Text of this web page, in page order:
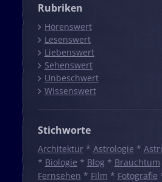
Rubriken
Hörenswert
Lesenswert
Liebenswert
Sehenswert
Unbeschwert
Wissenswert
Stichworte
Architektur* Astrologie *
* Biologie * Blog * Brauchtum
Fernsehen * Film * Fotografie